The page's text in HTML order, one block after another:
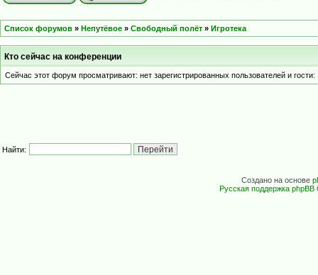
Список форумов » Непутёвое » Свободный полёт » Игротека
Кто сейчас на конференции
Сейчас этот форум просматривают: нет зарегистрированных пользователей и гости:
Найти:
Создано на основе
Русская поддержка phpBB